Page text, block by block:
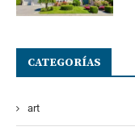
CATEGORÍAS
art